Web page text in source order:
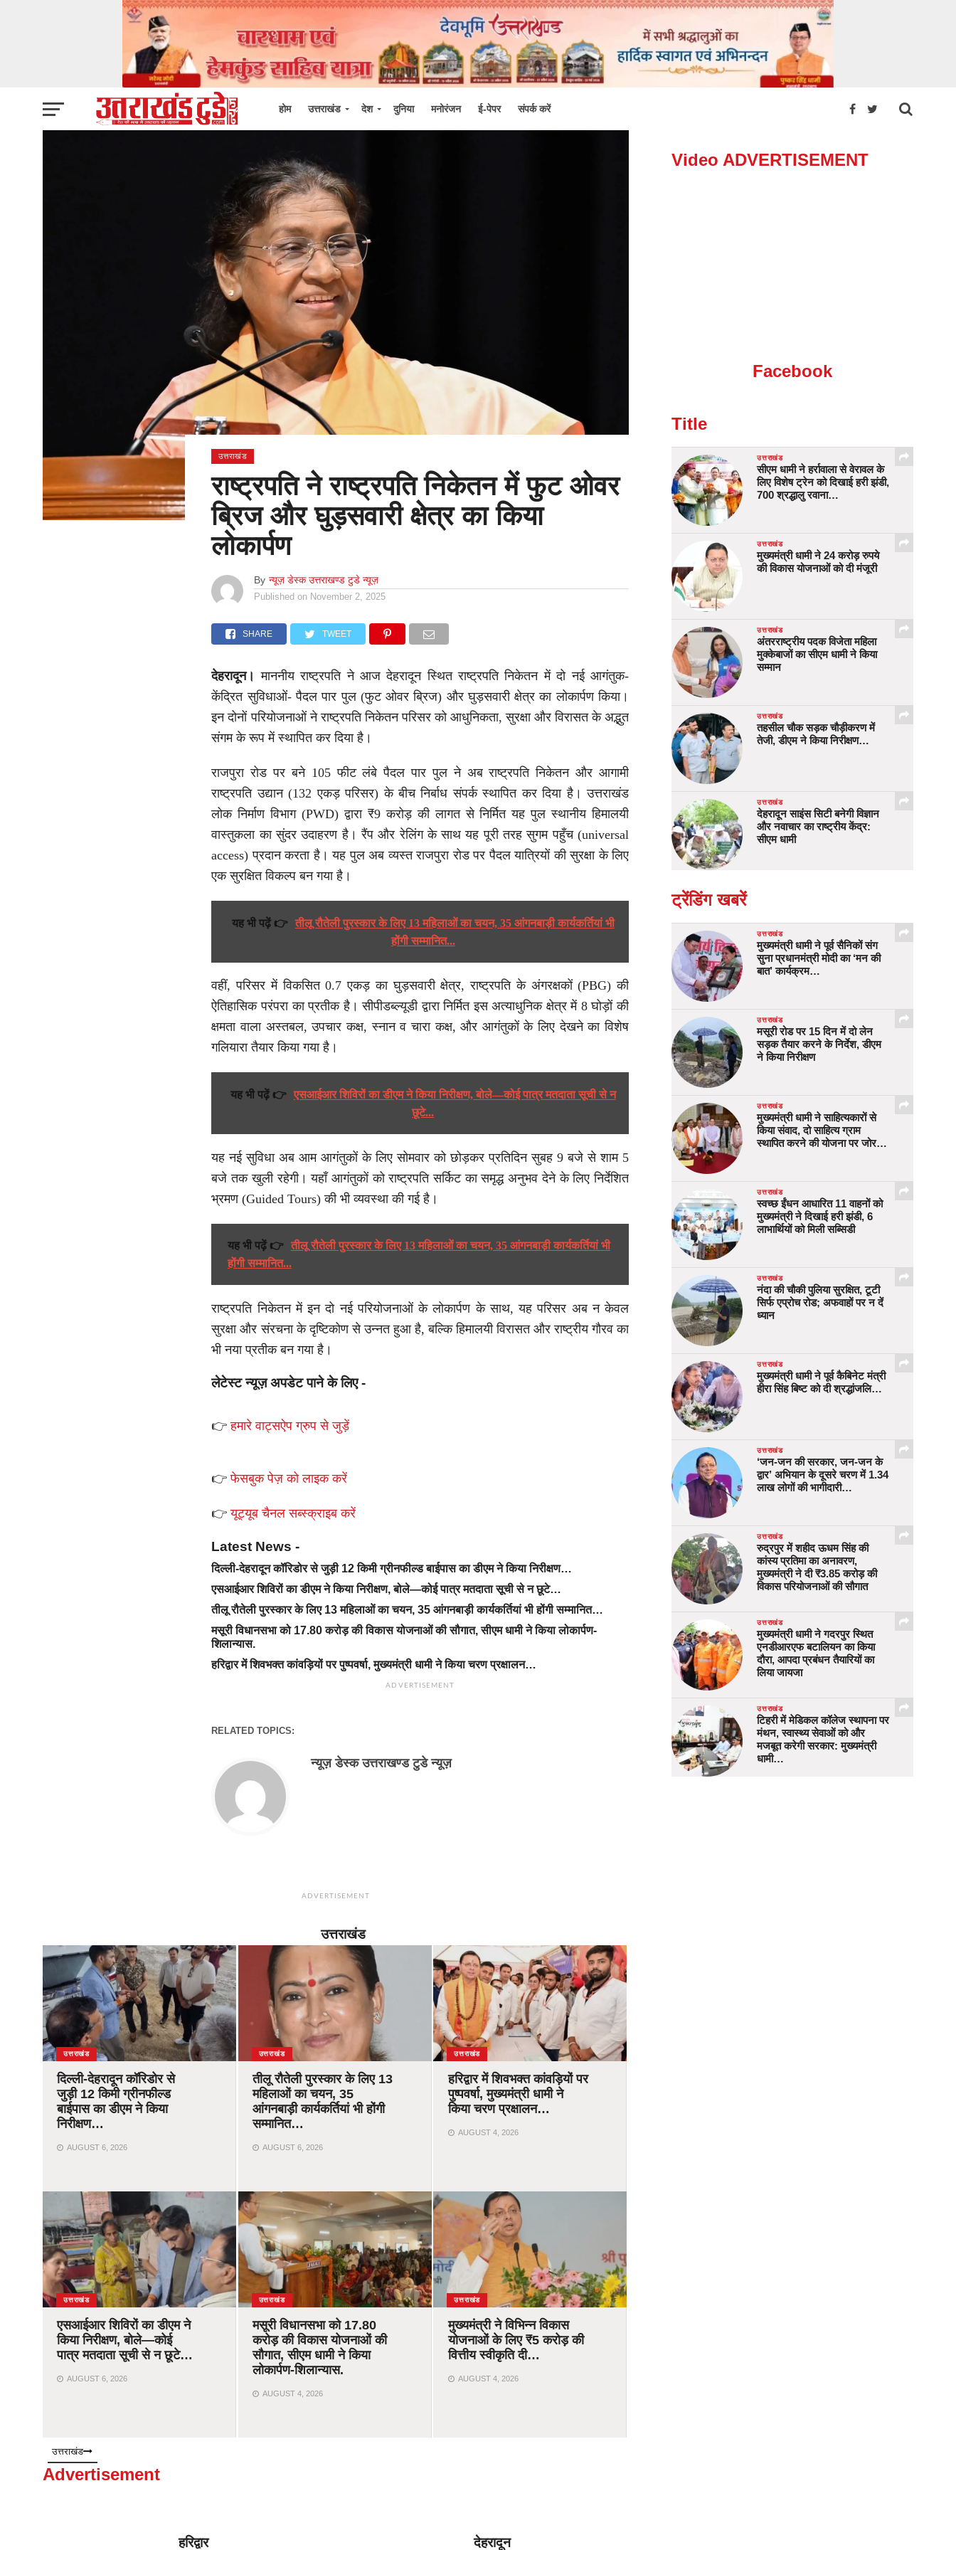
होम उत्तराखंड देश दुनिया मनोरंजन ई-पेपर संपर्क करें
उत्तराखंड
राष्ट्रपति ने राष्ट्रपति निकेतन में फुट ओवर
ब्रिज और घुड़सवारी क्षेत्र का किया
लोकार्पण
By न्यूज़ डेस्क उत्तराखण्ड टुडे न्यूज़
Published on November 2, 2025
SHARE TWEET
देहरादून।माननीय राष्ट्रपति ने आज देहरादून स्थित राष्ट्रपति निकेतन में दो नई आगंतुक-
केंद्रित सुविधाओं- पैदल पार पुल (फुट ओवर ब्रिज) और घुड़सवारी क्षेत्र का लोकार्पण किया।
इन दोनों परियोजनाओं ने राष्ट्रपति निकेतन परिसर को आधुनिकता, सुरक्षा और विरासत के अद्भुत
संगम के रूप में स्थापित कर दिया है।
राजपुरा रोड पर बने 105 फीट लंबे पैदल पार पुल ने अब राष्ट्रपति निकेतन और आगामी
राष्ट्रपति उद्यान (132 एकड़ परिसर) के बीच निर्बाध संपर्क स्थापित कर दिया है। उत्तराखंड
लोक निर्माण विभाग (PWD) द्वारा ₹9 करोड़ की लागत से निर्मित यह पुल स्थानीय हिमालयी
वास्तुकला का सुंदर उदाहरण है। रैंप और रेलिंग के साथ यह पूरी तरह सुगम पहुँच (universal
access) प्रदान करता है। यह पुल अब व्यस्त राजपुरा रोड पर पैदल यात्रियों की सुरक्षा के लिए
एक सुरक्षित विकल्प बन गया है।
यह भी पढ़ें 👉 तीलू रौतेली पुरस्कार के लिए 13 महिलाओं का चयन, 35 आंगनबाड़ी कार्यकर्तियां भी
होंगी सम्मानित...
वहीं, परिसर में विकसित 0.7 एकड़ का घुड़सवारी क्षेत्र, राष्ट्रपति के अंगरक्षकों (PBG) की
ऐतिहासिक परंपरा का प्रतीक है। सीपीडब्ल्यूडी द्वारा निर्मित इस अत्याधुनिक क्षेत्र में 8 घोड़ों की
क्षमता वाला अस्तबल, उपचार कक्ष, स्नान व चारा कक्ष, और आगंतुकों के लिए देखने का विशेष
गलियारा तैयार किया गया है।
यह भी पढ़ें 👉 एसआईआर शिविरों का डीएम ने किया निरीक्षण, बोले—कोई पात्र मतदाता सूची से न
छूटे...
यह नई सुविधा अब आम आगंतुकों के लिए सोमवार को छोड़कर प्रतिदिन सुबह 9 बजे से शाम 5
बजे तक खुली रहेगी। यहाँ आगंतुकों को राष्ट्रपति सर्किट का समृद्ध अनुभव देने के लिए निर्देशित
भ्रमण (Guided Tours) की भी व्यवस्था की गई है।
यह भी पढ़ें 👉 तीलू रौतेली पुरस्कार के लिए 13 महिलाओं का चयन, 35 आंगनबाड़ी कार्यकर्तियां भी
होंगी सम्मानित...
राष्ट्रपति निकेतन में इन दो नई परियोजनाओं के लोकार्पण के साथ, यह परिसर अब न केवल
सुरक्षा और संरचना के दृष्टिकोण से उन्नत हुआ है, बल्कि हिमालयी विरासत और राष्ट्रीय गौरव का
भी नया प्रतीक बन गया है।
लेटेस्ट न्यूज़ अपडेट पाने के लिए -
👉हमारे वाट्सऐप ग्रुप से जुड़ें
👉फेसबुक पेज़ को लाइक करें
👉यूट्यूब चैनल सब्स्क्राइब करें
Latest News -
दिल्ली-देहरादून कॉरिडोर से जुड़ी 12 किमी ग्रीनफील्ड बाईपास का डीएम ने किया निरीक्षण…
एसआईआर शिविरों का डीएम ने किया निरीक्षण, बोले—कोई पात्र मतदाता सूची से न छूटे…
तीलू रौतेली पुरस्कार के लिए 13 महिलाओं का चयन, 35 आंगनबाड़ी कार्यकर्तियां भी होंगी सम्मानित…
मसूरी विधानसभा को 17.80 करोड़ की विकास योजनाओं की सौगात, सीएम धामी ने किया लोकार्पण-
शिलान्यास.
हरिद्वार में शिवभक्त कांवड़ियों पर पुष्पवर्षा, मुख्यमंत्री धामी ने किया चरण प्रक्षालन…
ADVERTISEMENT
RELATED TOPICS:
न्यूज़ डेस्क उत्तराखण्ड टुडे न्यूज़
ADVERTISEMENT
उत्तराखंड
उत्तराखंड
दिल्ली-देहरादून कॉरिडोर से
जुड़ी 12 किमी ग्रीनफील्ड
बाईपास का डीएम ने किया
निरीक्षण…
AUGUST 6, 2026
उत्तराखंड
एसआईआर शिविरों का डीएम ने
किया निरीक्षण, बोले—कोई
पात्र मतदाता सूची से न छूटे…
AUGUST 6, 2026
उत्तराखंड
तीलू रौतेली पुरस्कार के लिए 13
महिलाओं का चयन, 35
आंगनबाड़ी कार्यकर्तियां भी होंगी
सम्मानित…
AUGUST 6, 2026
उत्तराखंड
मसूरी विधानसभा को 17.80
करोड़ की विकास योजनाओं की
सौगात, सीएम धामी ने किया
लोकार्पण-शिलान्यास.
AUGUST 4, 2026
उत्तराखंड
हरिद्वार में शिवभक्त कांवड़ियों पर
पुष्पवर्षा, मुख्यमंत्री धामी ने
किया चरण प्रक्षालन…
AUGUST 4, 2026
उत्तराखंड
मुख्यमंत्री ने विभिन्न विकास
योजनाओं के लिए ₹5 करोड़ की
वित्तीय स्वीकृति दी…
AUGUST 4, 2026
उत्तराखंड
Advertisement
हरिद्वार देहरादून
Video ADVERTISEMENT
Facebook
Title
उत्तराखंड
सीएम धामी ने हर्रावाला से वेरावल के
लिए विशेष ट्रेन को दिखाई हरी झंडी,
700 श्रद्धालु रवाना…
उत्तराखंड
मुख्यमंत्री धामी ने 24 करोड़ रुपये
की विकास योजनाओं को दी मंजूरी
उत्तराखंड
अंतरराष्ट्रीय पदक विजेता महिला
मुक्केबाजों का सीएम धामी ने किया
सम्मान
उत्तराखंड
तहसील चौक सड़क चौड़ीकरण में
तेजी, डीएम ने किया निरीक्षण…
उत्तराखंड
देहरादून साइंस सिटी बनेगी विज्ञान
और नवाचार का राष्ट्रीय केंद्र:
सीएम धामी
ट्रेंडिंग खबरें
उत्तराखंड
मुख्यमंत्री धामी ने पूर्व सैनिकों संग
सुना प्रधानमंत्री मोदी का ‘मन की
बात’ कार्यक्रम…
उत्तराखंड
मसूरी रोड पर 15 दिन में दो लेन
सड़क तैयार करने के निर्देश, डीएम
ने किया निरीक्षण
उत्तराखंड
मुख्यमंत्री धामी ने साहित्यकारों से
किया संवाद, दो साहित्य ग्राम
स्थापित करने की योजना पर जोर…
उत्तराखंड
स्वच्छ ईंधन आधारित 11 वाहनों को
मुख्यमंत्री ने दिखाई हरी झंडी, 6
लाभार्थियों को मिली सब्सिडी
उत्तराखंड
नंदा की चौकी पुलिया सुरक्षित, टूटी
सिर्फ एप्रोच रोड; अफवाहों पर न दें
ध्यान
उत्तराखंड
मुख्यमंत्री धामी ने पूर्व कैबिनेट मंत्री
हीरा सिंह बिष्ट को दी श्रद्धांजलि…
उत्तराखंड
‘जन-जन की सरकार, जन-जन के
द्वार’ अभियान के दूसरे चरण में 1.34
लाख लोगों की भागीदारी…
उत्तराखंड
रुद्रपुर में शहीद ऊधम सिंह की
कांस्य प्रतिमा का अनावरण,
मुख्यमंत्री ने दी ₹3.85 करोड़ की
विकास परियोजनाओं की सौगात
उत्तराखंड
मुख्यमंत्री धामी ने गदरपुर स्थित
एनडीआरएफ बटालियन का किया
दौरा, आपदा प्रबंधन तैयारियों का
लिया जायजा
उत्तराखंड
टिहरी में मेडिकल कॉलेज स्थापना पर
मंथन, स्वास्थ्य सेवाओं को और
मजबूत करेगी सरकार: मुख्यमंत्री
धामी…